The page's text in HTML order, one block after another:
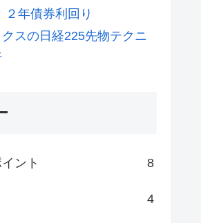
２年債券利回り
スの日経225先物テクニ
ント 8
4